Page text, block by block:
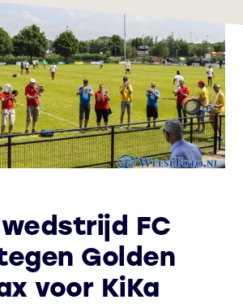
FC
Golden
voor KiKa